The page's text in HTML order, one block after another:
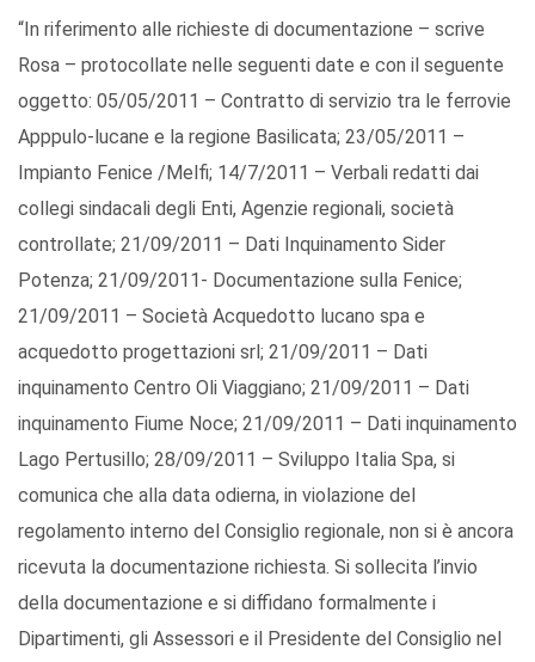
“In riferimento alle richieste di documentazione – scrive
Rosa – protocollate nelle seguenti date e con il seguente
oggetto: 05/05/2011 – Contratto di servizio tra le ferrovie
Apppulo-lucane e la regione Basilicata; 23/05/2011 –
Impianto Fenice /Melfi; 14/7/2011 – Verbali redatti dai
collegi sindacali degli Enti, Agenzie regionali, società
controllate; 21/09/2011 – Dati Inquinamento Sider
Potenza; 21/09/2011- Documentazione sulla Fenice;
21/09/2011 – Società Acquedotto lucano spa e
acquedotto progettazioni srl; 21/09/2011 – Dati
inquinamento Centro Oli Viaggiano; 21/09/2011 – Dati
inquinamento Fiume Noce; 21/09/2011 – Dati inquinamento
Lago Pertusillo; 28/09/2011 – Sviluppo Italia Spa, si
comunica che alla data odierna, in violazione del
regolamento interno del Consiglio regionale, non si è ancora
ricevuta la documentazione richiesta. Si sollecita l’invio
della documentazione e si diffidano formalmente i
Dipartimenti, gli Assessori e il Presidente del Consiglio nel